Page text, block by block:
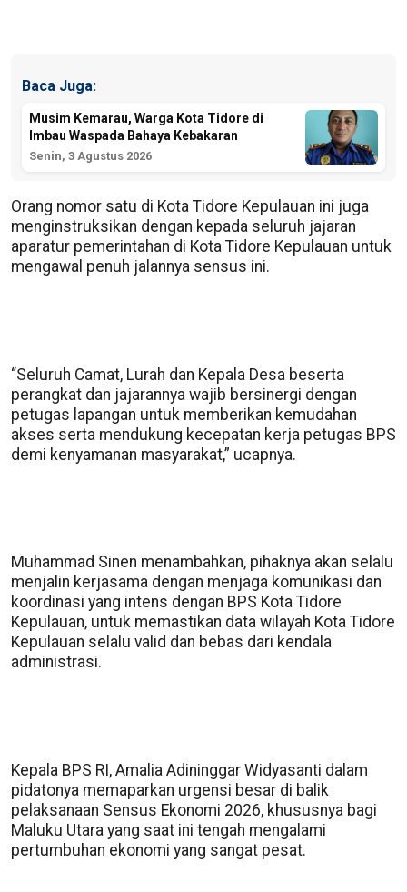
Baca Juga:
Musim Kemarau, Warga Kota Tidore di
Imbau Waspada Bahaya Kebakaran
Senin, 3 Agustus 2026
Orang nomor satu di Kota Tidore Kepulauan ini juga
menginstruksikan dengan kepada seluruh jajaran
aparatur pemerintahan di Kota Tidore Kepulauan untuk
mengawal penuh jalannya sensus ini.
“Seluruh Camat, Lurah dan Kepala Desa beserta
perangkat dan jajarannya wajib bersinergi dengan
petugas lapangan untuk memberikan kemudahan
akses serta mendukung kecepatan kerja petugas BPS
demi kenyamanan masyarakat,” ucapnya.
Muhammad Sinen menambahkan, pihaknya akan selalu
menjalin kerjasama dengan menjaga komunikasi dan
koordinasi yang intens dengan BPS Kota Tidore
Kepulauan, untuk memastikan data wilayah Kota Tidore
Kepulauan selalu valid dan bebas dari kendala
administrasi.
Kepala BPS RI, Amalia Adininggar Widyasanti dalam
pidatonya memaparkan urgensi besar di balik
pelaksanaan Sensus Ekonomi 2026, khususnya bagi
Maluku Utara yang saat ini tengah mengalami
pertumbuhan ekonomi yang sangat pesat.